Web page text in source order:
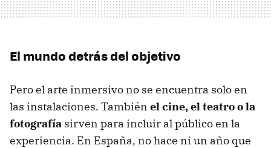
El mundo detrás del objetivo
Pero el arte inmersivo no se encuentra solo en
las instalaciones. También el cine, el teatro o la
fotografía sirven para incluir al público en la
experiencia. En España, no hace ni un año que